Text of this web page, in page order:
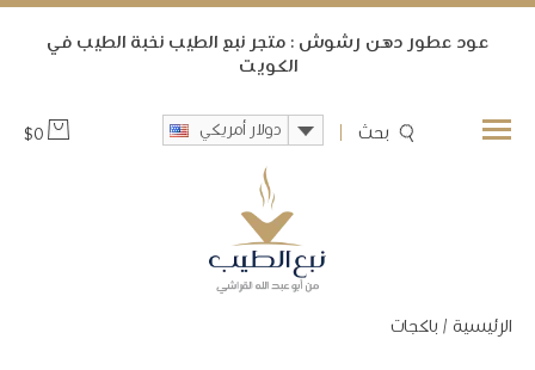
ﻋﻮﺩ ﻋﻄﻮﺭ ﺩﻫﻦ ﺭﺷﻮﺵ : متجر نبع الطيب ﻧﺨﺒﺔ ﺍﻟﻄﻴﺐ ﻓﻲ
ﺍﻟﻜﻮﻳﺖ
بحث دولار أمريكي $0
الرئيسية / باكجات